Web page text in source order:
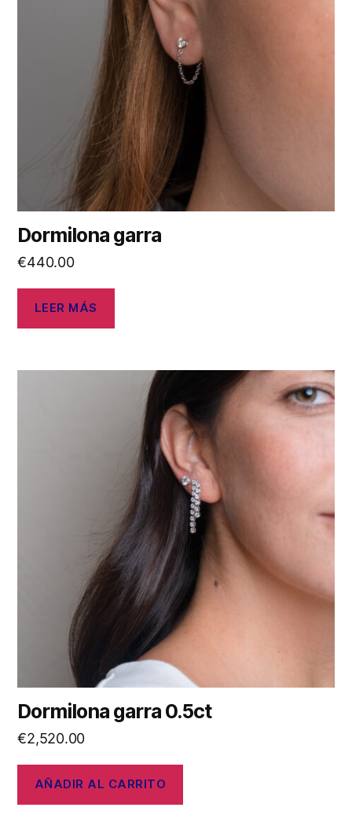
Dormilona garra
€440.00
LEER MÁS
Dormilona garra 0.5ct
€2,520.00
AÑADIR AL CARRITO